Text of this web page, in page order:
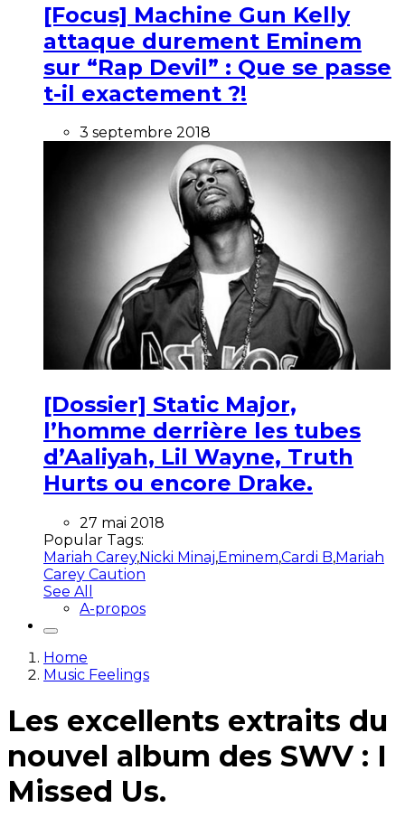
[Focus] Machine Gun Kelly
attaque durement Eminem
sur “Rap Devil” : Que se passe
t-il exactement ?!
3 septembre 2018
[Dossier] Static Major,
l’homme derrière les tubes
d’Aaliyah, Lil Wayne, Truth
Hurts ou encore Drake.
27 mai 2018
Popular Tags:
Mariah Carey,Nicki Minaj,Eminem,Cardi B,Mariah
Carey Caution
See All
A-propos
Home
Music Feelings
Les excellents extraits du
nouvel album des SWV : I
Missed Us.